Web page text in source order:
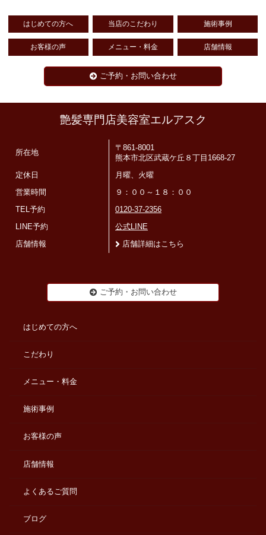
はじめての方へ 当店のこだわり 施術事例
お客様の声 メニュー・料金 店舗情報
ご予約・お問い合わせ
艶髪専門店美容室エルアスク
所在地
〒861-8001
熊本市北区武蔵ケ丘８丁目1668-27
定休日 月曜、火曜
営業時間 ９：００～１８：００
TEL予約 0120-37-2356
LINE予約 公式LINE
店舗情報 店舗詳細はこちら
ご予約・お問い合わせ
はじめての方へ
こだわり
メニュー・料金
施術事例
お客様の声
店舗情報
よくあるご質問
ブログ